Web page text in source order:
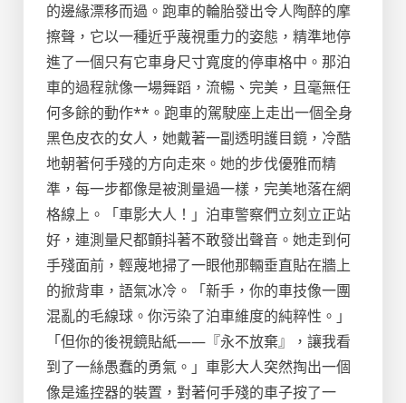
的邊緣漂移而過。跑車的輪胎發出令人陶醉的摩
擦聲，它以一種近乎蔑視重力的姿態，精準地停
進了一個只有它車身尺寸寬度的停車格中。那泊
車的過程就像一場舞蹈，流暢、完美，且毫無任
何多餘的動作**。跑車的駕駛座上走出一個全身
黑色皮衣的女人，她戴著一副透明護目鏡，冷酷
地朝著何手殘的方向走來。她的步伐優雅而精
準，每一步都像是被測量過一樣，完美地落在網
格線上。「車影大人！」泊車警察們立刻立正站
好，連測量尺都顫抖著不敢發出聲音。她走到何
手殘面前，輕蔑地掃了一眼他那輛垂直貼在牆上
的掀背車，語氣冰冷。「新手，你的車技像一團
混亂的毛線球。你污染了泊車維度的純粹性。」
「但你的後視鏡貼紙——『永不放棄』，讓我看
到了一絲愚蠢的勇氣。」車影大人突然掏出一個
像是遙控器的裝置，對著何手殘的車子按了一